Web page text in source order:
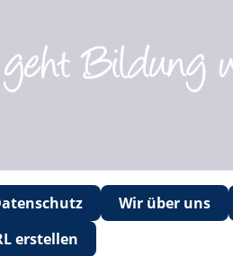
Wir über uns
erstellen